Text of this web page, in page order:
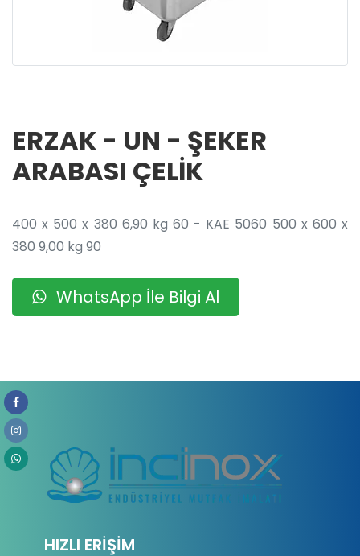
ERZAK - UN - ŞEKER
ARABASI ÇELİK
400 x 500 x 380 6,90 kg 60 - KAE 5060 500 x 600 x
380 9,00 kg 90
WhatsApp İle Bilgi Al
HIZLI ERIŞIM